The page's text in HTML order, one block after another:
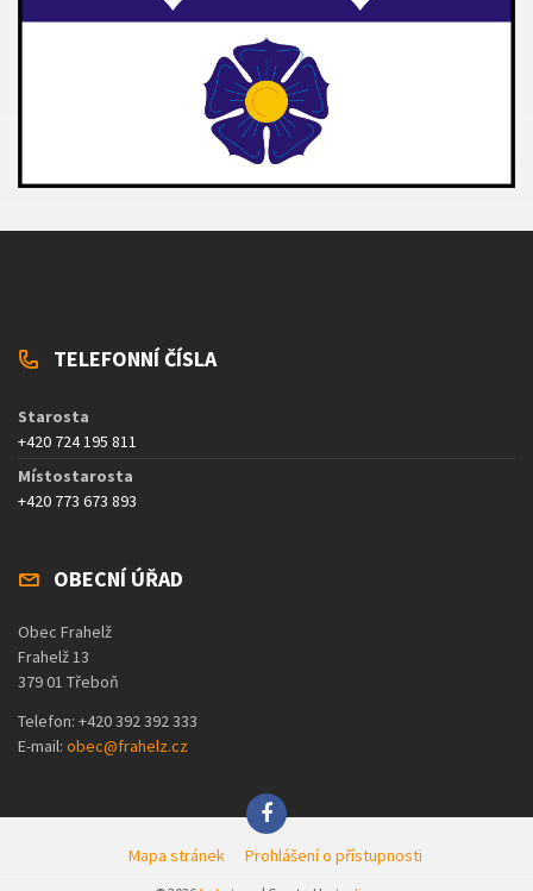
TELEFONNÍ ČÍSLA
Starosta
+420 724 195 811
Místostarosta
+420 773 673 893
OBECNÍ ÚŘAD
Obec Frahelž
Frahelž 13
379 01 Třeboň
Telefon: +420 392 392 333
E-mail: obec@frahelz.cz
Mapa stránek Prohlášení o přístupnosti